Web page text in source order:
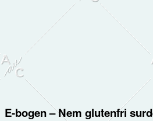
E-bogen – Nem glutenfri